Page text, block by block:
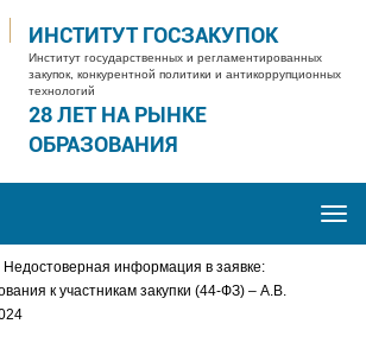
ИНСТИТУТ ГОСЗАКУПОК
Институт государственных и регламентированных
закупок, конкурентной политики и антикоррупционных
технологий
28 ЛЕТ НА РЫНКЕ
ОБРАЗОВАНИЯ
Недостоверная информация в заявке:
к участникам закупки (44-ФЗ) – А.В.